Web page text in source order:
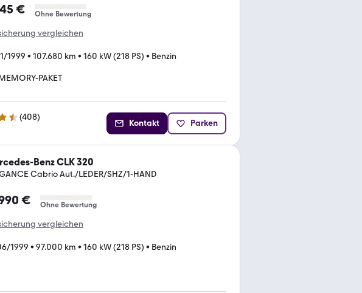
€ Ohne Bewertung
vergleichen
1999 • 107.680 km • 160 kW (218 PS) • Benzin
PAKET
(408)
Kontakt Parken
Benz CLK 320
Cabrio Aut./LEDER/SHZ/1-HAND
€ Ohne Bewertung
vergleichen
1999 • 97.000 km • 160 kW (218 PS) • Benzin